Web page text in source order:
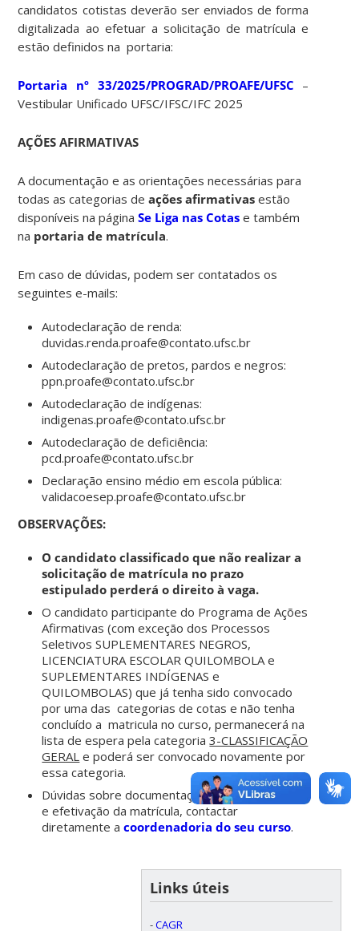
candidatos cotistas deverão ser enviados de forma
digitalizada ao efetuar a solicitação de matrícula e
estão definidos na portaria:
Portaria nº 33/2025/PROGRAD/PROAFE/UFSC –
Vestibular Unificado UFSC/IFSC/IFC 2025
AÇÕES AFIRMATIVAS
A documentação e as orientações necessárias para
todas as categorias deações afirmativas estão
disponíveis na páginaSe Liga nas Cotas e também
na portaria de matrícula.
Em caso de dúvidas, podem ser contatados os
seguintes e-mails:
Autodeclaração de renda:
duvidas.renda.proafe@contato.ufsc.br
Autodeclaração de pretos, pardos e negros:
ppn.proafe@contato.ufsc.br
Autodeclaração de indígenas:
indigenas.proafe@contato.ufsc.br
Autodeclaração de deficiência:
pcd.proafe@contato.ufsc.br
Declaração ensino médio em escola pública:
validacoesep.proafe@contato.ufsc.br
OBSERVAÇÕES:
O candidato classificado que não realizar a
solicitação de matrícula no prazo
estipulado perderá o direito à vaga.
O candidato participante do Programa de Ações
Afirmativas (com exceção dos Processos
Seletivos SUPLEMENTARES NEGROS,
LICENCIATURA ESCOLAR QUILOMBOLA e
SUPLEMENTARES INDÍGENAS e
QUILOMBOLAS) que já tenha sido convocado
por uma das categorias de cotas e não tenha
concluído a matricula no curso, permanecerá na
lista de espera pela categoria3-CLASSIFICAÇÃO
GERAL e poderá ser convocado novamente por
essa categoria.
Dúvidas sobre documentação geral, sua análise,
e efetivação da matrícula, contactar
diretamente acoordenadoria do seu curso.
Links úteis
-CAGR